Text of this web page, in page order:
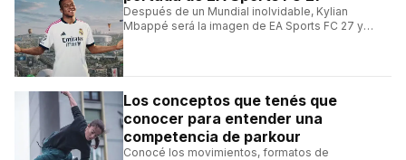
Después de un Mundial inolvidable, Kylian
Mbappé será la imagen de EA Sports FC 27 y
Los conceptos que tenés que
conocer para entender una
competencia de parkour
Conocé los movimientos, formatos de